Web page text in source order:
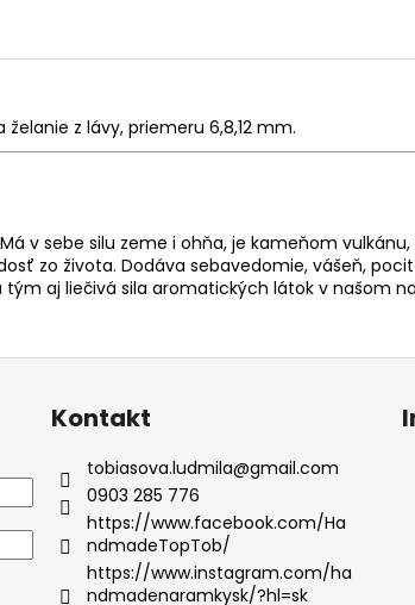
z lávy, priemeru 6,8,12 mm.
v sebe silu zeme i ohňa, je kameňom
zo života. Dodáva sebavedomie, vášeň,
aj liečivá sila aromatických látok v našom
Kontakt
tobiasova.ludmila@gmail.com
0903 285 776
https://www.facebook.com/Ha
ndmadeTopTob/
https://www.instagram.com/ha
ndmadenaramkysk/?hl=sk